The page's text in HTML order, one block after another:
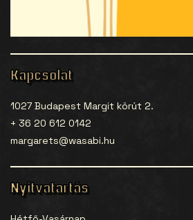
Kapcsolat
1027 Budapest Margit körút 2.
+ 36 20 612 0142
margarets@wasabi.hu
Nyitvatartás